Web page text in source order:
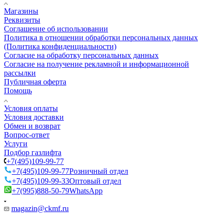
Магазины
Реквизиты
Соглашение об использовании
Политика в отношении обработки персональных данных
(Политика конфиденциальности)
Согласие на обработку персональных данных
Согласие на получение рекламной и информационной
рассылки
Публичная оферта
Помощь
Условия оплаты
Условия доставки
Обмен и возврат
Вопрос-ответ
Услуги
Подбор газлифта
+7(495)109-99-77
+7(495)109-99-77Розничный отдел
+7(495)109-99-33Оптовый отдел
+7(995)888-50-79WhatsApp
magazin@ckmf.ru